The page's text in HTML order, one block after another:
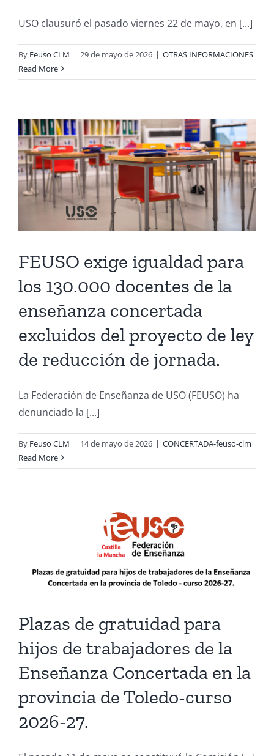
USO clausuró el pasado viernes 22 de mayo, en [...]
By Feuso CLM | 29 de mayo de 2026 | OTRAS INFORMACIONES
Read More
FEUSO exige igualdad para
los 130.000 docentes de la
enseñanza concertada
excluidos del proyecto de ley
de reducción de jornada.
La Federación de Enseñanza de USO (FEUSO) ha
denunciado la [...]
By Feuso CLM | 14 de mayo de 2026 | CONCERTADA-feuso-clm
Read More
Plazas de gratuidad para
hijos de trabajadores de la
Enseñanza Concertada en la
provincia de Toledo-curso
2026-27.